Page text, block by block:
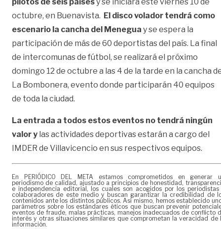
octubre, en Buenavista. El disco volador tendrá como
escenario la cancha del Menegua y se espera la
participación de más de 60 deportistas del país. La final
de intercomunas de fútbol, se realizará el próximo
domingo 12 de octubre a las 4 de la tarde en la cancha
La Bombonera, evento donde participarán 40 equipos
de toda la ciudad.
La entrada a todos estos eventos no tendrá ningún
valor y las actividades deportivas estarán a cargo del
IMDER de Villavicencio en sus respectivos equipos.
En PERIÓDICO DEL META estamos comprometidos en generar
periodismo de calidad, ajustado a principios de honestidad,
e independencia editorial, los cuales son acogidos por los periodistas
colaboradores de este medio y buscan garantizar la credibilidad de
contenidos ante los distintos públicos. Así mismo, hemos establecido
parámetros sobre los estándares éticos que buscan prevenir
eventos de fraude, malas prácticas, manejos inadecuados de conflicto
interés y otras situaciones similares que comprometan la veracidad de
información.